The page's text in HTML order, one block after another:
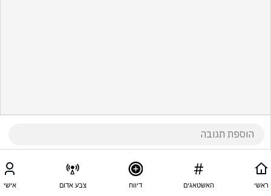
ראשי האשטאגים דיווח צבע אדום אישי